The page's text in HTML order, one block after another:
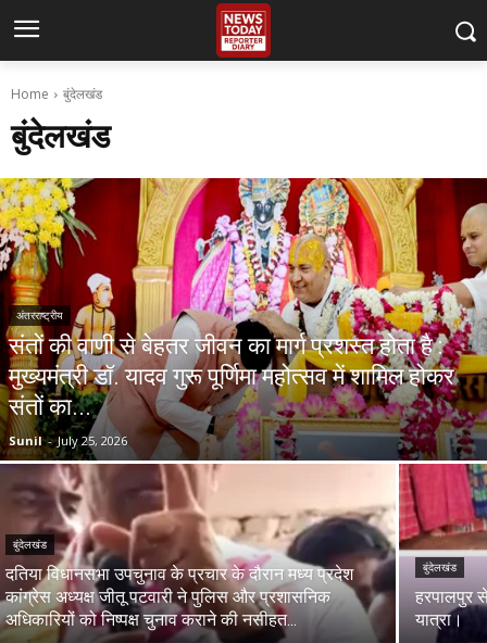
Home बुंदेलखंड
बुंदेलखंड
अंतरराष्ट्रीय
संतों की वाणी से बेहतर जीवन का मार्ग प्रशस्त होता है :
मुख्यमंत्री डॉ. यादव गुरू पूर्णिमा महोत्सव में शामिल होकर
संतों का...
Sunil - July 25, 2026
बुंदेलखंड
दतिया विधानसभा उपचुनाव के प्रचार के दौरान मध्य प्रदेश
कांग्रेस अध्यक्ष जीतू पटवारी ने पुलिस और प्रशासनिक
अधिकारियों को निष्पक्ष चुनाव कराने की नसीहत...
बुंदेलखंड
हरपालपुर
यात्रा।